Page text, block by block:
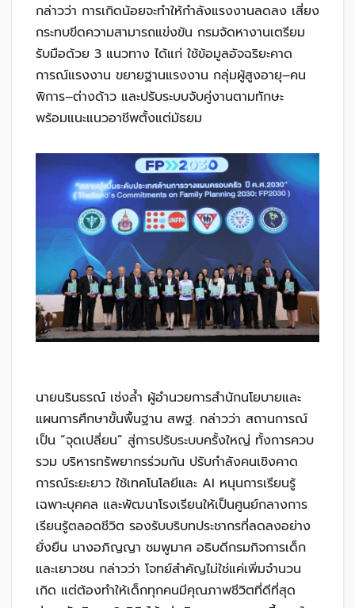
กล่าวว่า การเกิดน้อยจะทำให้กำลังแรงงานลดลง เสี่ยง
กระทบขีดความสามารถแข่งขัน กรมจัดหางานเตรียม
รับมือด้วย 3 แนวทาง ได้แก่ ใช้ข้อมูลอัจฉริยะคาด
การณ์แรงงาน ขยายฐานแรงงาน กลุ่มผู้สูงอายุ–คน
พิการ–ต่างด้าว และปรับระบบจับคู่งานตามทักษะ
พร้อมแนะแนวอาชีพตั้งแต่มัธยม
นายนรินธรณ์ เซ่งล้ำ ผู้อำนวยการสำนักนโยบายและ
แผนการศึกษาขั้นพื้นฐาน สพฐ. กล่าวว่า สถานการณ์
เป็น “จุดเปลี่ยน” สู่การปรับระบบครั้งใหญ่ ทั้งการควบ
รวม บริหารทรัพยากรร่วมกัน ปรับกำลังคนเชิงคาด
การณ์ระยะยาว ใช้เทคโนโลยีและ AI หนุนการเรียนรู้
เฉพาะบุคคล และพัฒนาโรงเรียนให้เป็นศูนย์กลางการ
เรียนรู้ตลอดชีวิต รองรับบริบทประชากรที่ลดลงอย่าง
ยั่งยืน นางอภิญญา ชมพูมาศ อธิบดีกรมกิจการเด็ก
และเยาวชน กล่าวว่า โจทย์สำคัญไม่ใช่แค่เพิ่มจำนวน
เกิด แต่ต้องทำให้เด็กทุกคนมีคุณภาพชีวิตที่ดีที่สุด